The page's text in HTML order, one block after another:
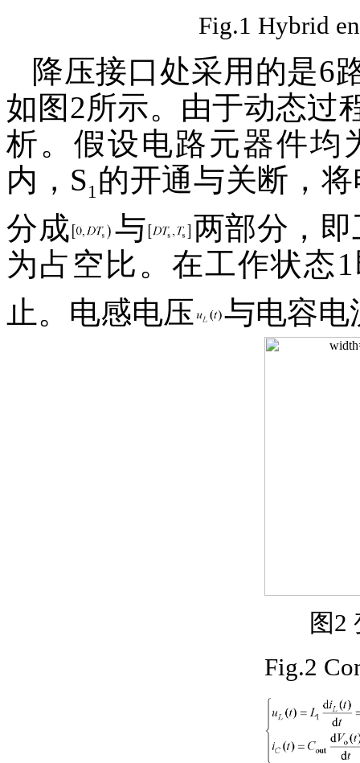
Fig.1 Hybrid
降压接口处采用的是6
如图2所示。由于动态过
析。假设电路元器件均
内，S1 的开通与关断，
分成
与
两部分，
为占空比。在工作状态
止。电感电压
与电容电
图2
Fig.2